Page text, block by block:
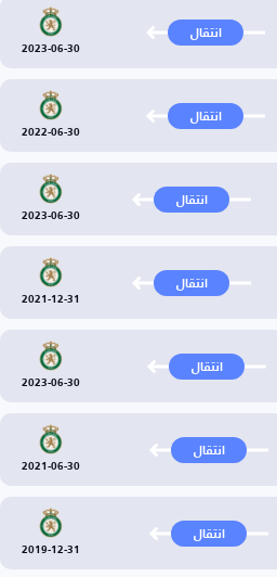
انتقال
2023-06-30
انتقال
2022-06-30
انتقال
2023-06-30
انتقال
2021-12-31
انتقال
2023-06-30
انتقال
2021-06-30
انتقال
2019-12-31